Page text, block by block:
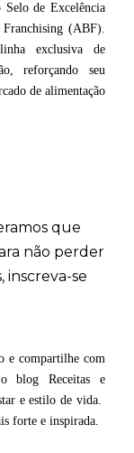
de Excelência
Franchising (ABF).
exclusiva de
reforçando seu
de alimentação
que
não perder
inscreva-se
e compartilhe com
blog Receitas e
e estilo de vida.
forte e inspirada.